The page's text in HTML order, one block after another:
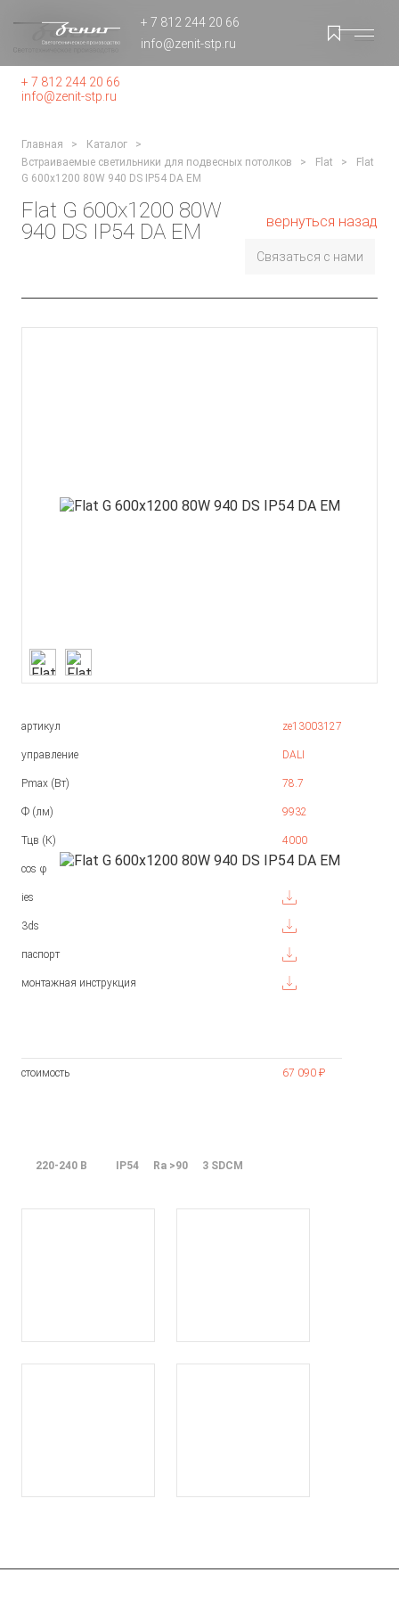
+ 7 812 244 20 66
info@zenit-stp.ru
+ 7 812 244 20 66
info@zenit-stp.ru
Главная
Каталог
Встраиваемые светильники для подвесных потолков
Flat
Flat
G 600x1200 80W 940 DS IP54 DA EM
Flat G 600x1200 80W
940 DS IP54 DA EM
Связаться с нами
вернуться назад
артикул ze13003127
управление DALI
Pmax (Вт) 78.7
Ф (лм) 9932
Тцв (К) 4000
cos φ
ies
3ds
паспорт
монтажная инструкция
стоимость 67 090 ₽
220-240 В IP54 Ra >90 3 SDCM